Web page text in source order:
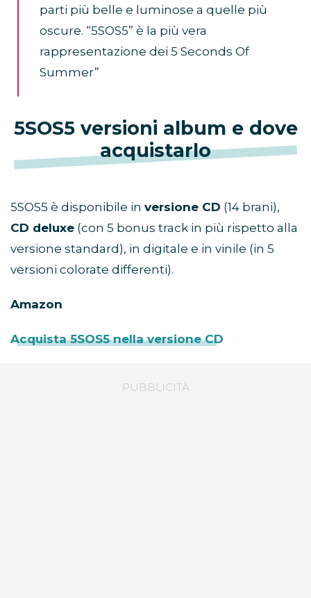
parti più belle e luminose a quelle più
oscure. “5SOS5” è la più vera
rappresentazione dei 5 Seconds Of
Summer”
5SOS5 versioni album e dove
acquistarlo
5SOS5 è disponibile in versione CD (14 brani),
CD deluxe (con 5 bonus track in più rispetto alla
versione standard), in digitale e in vinile (in 5
versioni colorate differenti).
Amazon
Acquista 5SOS5 nella versione CD